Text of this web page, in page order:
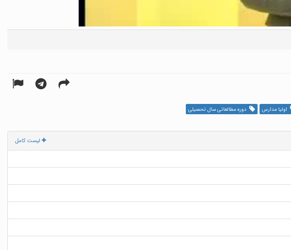
اولیا مدارس دوره مطالعاتی سال تحصیلی
لیست کامل